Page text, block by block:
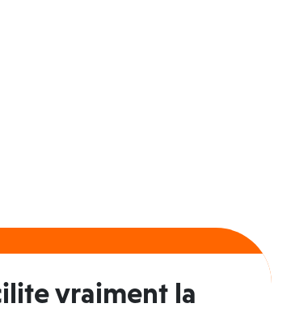
vraiment la